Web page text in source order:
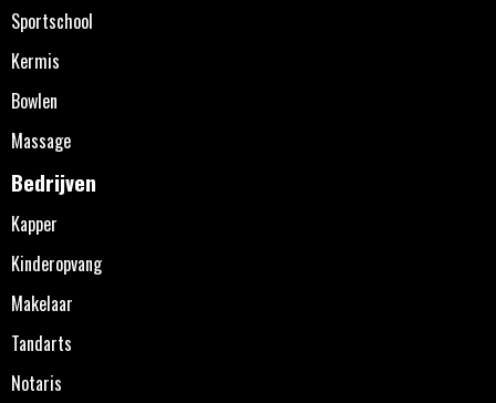
Sportschool
Kermis
Bowlen
Massage
Bedrijven
Kapper
Kinderopvang
Makelaar
Tandarts
Notaris